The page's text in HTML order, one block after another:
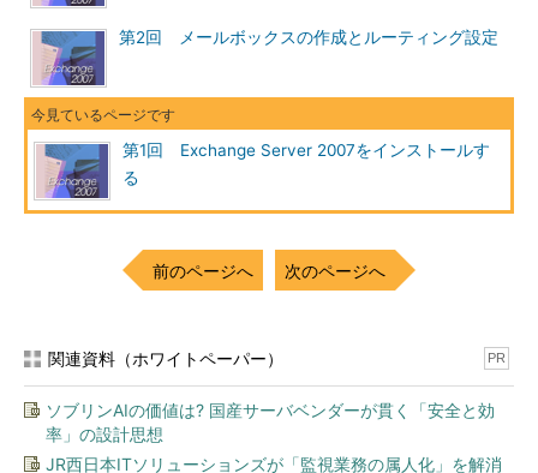
Exchange Server 2007 SP1は以下のサイトからダウンロード
できる。
Exchange Server 2007 Service Pack 1（ダウンロード セ
ンター）
Microsoft Exchange Server 2007 Service Pack 1 (SP1) リ
これらのサイトでは、32bit版と64bit版のSP1の両方のパッケ
行するとダイアログが表示されるので、Exchange Server 2007
SP1のプログラムを展開する場所を指定する。そして展開された
フォルダにあるsetup.exeをダブルクリックすると実際に
Exchange Server 2007 SP1のインストールが始まる。ただし
Exchange Server 2007 SP1のインストール前にいくらか準備が
第2回 メールボックスの作成とルーティング設定
第1回 Exchange Server 2007をインストールす
る
前のページへ 次のページへ
関連資料（ホワイトペーパー） PR
ソブリンAIの価値は? 国産サーバベンダーが貫く「安全と効
率」の設計思想
JR西日本ITソリューションズが「監視業務の属人化」を解消